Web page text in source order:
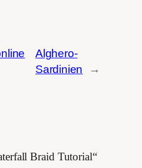
Alghero-
Sardinien
→
Braid Tutorial“